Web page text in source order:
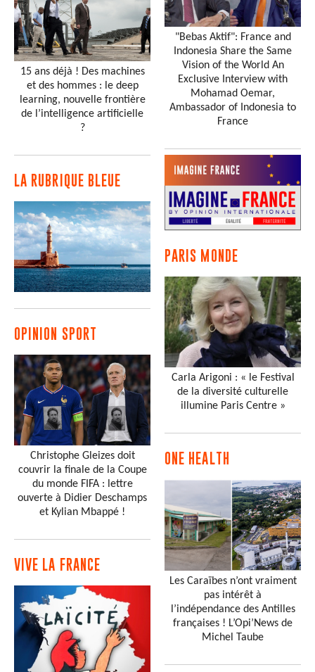
15 ans déjà ! Des machines
et des hommes : le deep
learning, nouvelle frontière
de l’intelligence artificielle
?
LA RUBRIQUE BLEUE
OPINION SPORT
Christophe Gleizes doit
couvrir la finale de la Coupe
du monde FIFA : lettre
ouverte à Didier Deschamps
et Kylian Mbappé !
VIVE LA FRANCE
"Bebas Aktif": France and
Indonesia Share the Same
Vision of the World An
Exclusive Interview with
Mohamad Oemar,
Ambassador of Indonesia to
France
PARIS MONDE
Carla Arigoni : « le Festival
de la diversité culturelle
illumine Paris Centre »
ONE HEALTH
Les Caraïbes n’ont vraiment
pas intérêt à
l’indépendance des Antilles
françaises ! L’Opi’News de
Michel Taube